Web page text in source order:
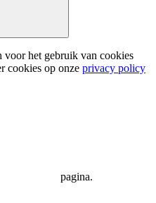
voor het gebruik van cookies
cookies op onze privacy policy
pagina.